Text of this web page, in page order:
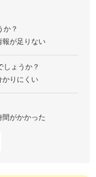
か？
報が足りない
しょうか？
かりにくい
間がかかった